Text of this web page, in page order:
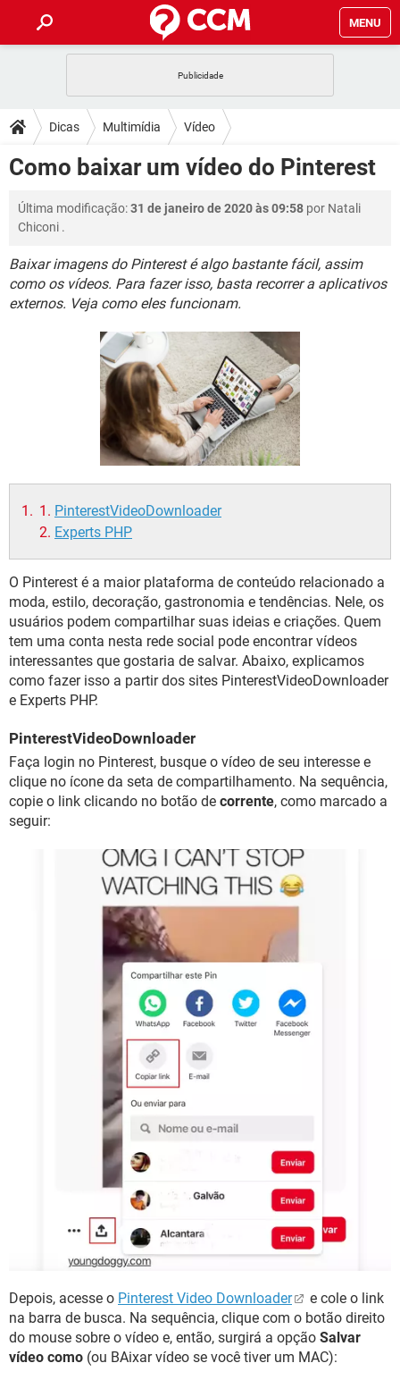
MENU
CELULAR FACEBOOK
OUTLOOK EXCEL
GUIA DE COMPRAS
DICAS
JOGOS WHATSAPP
CELULAR FACEBOOK
OUTLOOK EXCEL
GUIA DE COMPRAS
DOWNLOADS
CELULAR
INSTAGRAM GMAIL
GUIA DE COMPRAS
FÓRUM
CELULAR FACEBOOK
OUTLOOK EXCEL
GMAIL
GUIA DE COMPRAS
JOGOS WHATSAPP
EXCEL
GMAIL
GUIA DE COMPRAS
Dicas Multimídia Vídeo
Como baixar um vídeo do Pinterest
Última modificação:31 de janeiro de 2020 às 09:58 por Natali
Chiconi .
Baixar imagens do Pinterest é algo bastante fácil, assim
como os vídeos. Para fazer isso, basta recorrer a aplicativos
externos. Veja como eles funcionam.
PinterestVideoDownloader
Experts PHP
O Pinterest é a maior plataforma de conteúdo relacionado a
moda, estilo, decoração, gastronomia e tendências. Nele, os
usuários podem compartilhar suas ideias e criações. Quem
tem uma conta nesta rede social pode encontrar vídeos
interessantes que gostaria de salvar. Abaixo, explicamos
como fazer isso a partir dos sites PinterestVideoDownloader
e Experts PHP.
PinterestVideoDownloader
Faça login no Pinterest, busque o vídeo de seu interesse e
clique no ícone da seta de compartilhamento. Na sequência,
copie o link clicando no botão de corrente, como marcado a
seguir:
Depois, acesse o Pinterest Video Downloader
e cole o link
na barra de busca. Na sequência, clique com o botão direito
do mouse sobre o vídeo e, então, surgirá a opção Salvar
vídeo como (ou BAixar vídeo se você tiver um MAC):